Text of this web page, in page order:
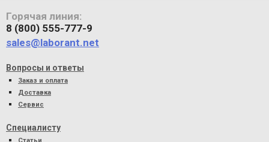
Горячая линия:
8 (800) 555-777-9
sales@laborant.net
Вопросы и ответы
Заказ и оплата
Доставка
Сервис
Специалисту